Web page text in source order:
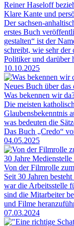
Reiner Haseloff
Klare Kante und
Der sachsen-
erstes Buch
gestalten“ ist der
schreibt, wie sehr der
Politiker und darüber
10.10.2025
Neues Buch über
Was bekennen wir
Die meisten
Glaubensbekenntnis
was bedeuten die
Das Buch „Credo“
04.05.2025
30 Jahre
Von der Filmrolle
Seit 30 Jahren
war die Arbeitsstelle
sind die Mitarbeiter
und Filme
07.03.2024